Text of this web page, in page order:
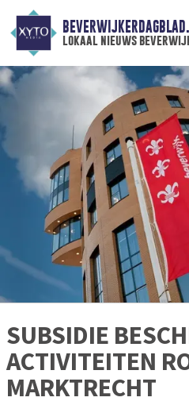
lokaal nieuws
SUBSIDIE
ACTIVITEITEN
MARKTRECHT